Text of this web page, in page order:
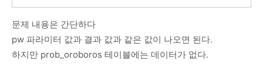
문제 내용은 간단하다
pw 파라미터 값과 결과 값과 같은 값이 나오면 된다.
하지만 prob_oroboros 테이블에는 데이터가 없다.